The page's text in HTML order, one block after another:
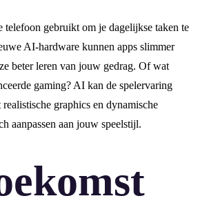
telefoon gebruikt om je dagelijkse taken te
AI-hardware kunnen apps slimmer
beter leren van jouw gedrag. Of wat
gaming? AI kan de spelervaring
graphics en dynamische
aanpassen aan jouw speelstijl.